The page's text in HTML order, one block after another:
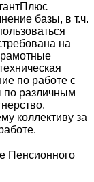
базы, в т.ч.
на
по работе с
по различным
коллективу за
Пенсионного